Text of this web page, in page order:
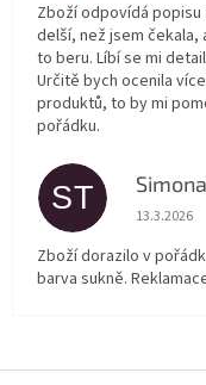
Zboží odpovídá popisu
delší, než jsem
to beru. Líbí se mi
Určitě bych ocenila
produktů, to by mi
pořádku.
ST
13.3.2026
Zboží dorazilo v
barva sukně.